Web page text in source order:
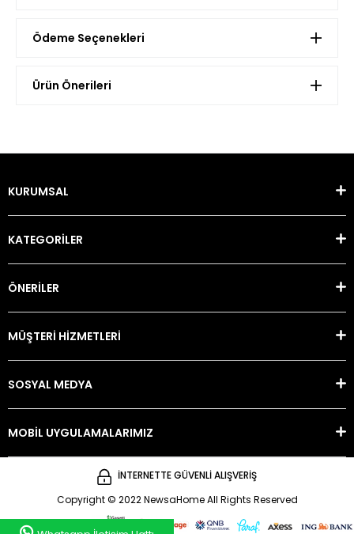
Ödeme Seçenekleri
Ürün Önerileri
KURUMSAL
KATEGORİLER
ÖNERİLER
MÜŞTERİ HİZMETLERİ
SOSYAL MEDYA
MOBİL UYGULAMALARIMIZ
İNTERNETTE GÜVENLİ ALIŞVERİŞ
Copyright © 2022 NewsaHome All Rights Reserved